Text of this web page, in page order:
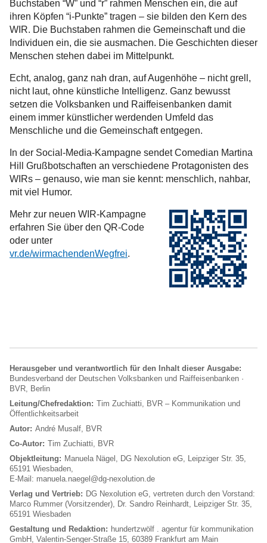
Buchstaben “W” und “r” rahmen Menschen ein, die auf
ihren Köpfen “i-Punkte” tragen – sie bilden den Kern des
WIR. Die Buchstaben rahmen die Gemeinschaft und die
Individuen ein, die sie ausmachen. Die Geschichten dieser
Menschen stehen dabei im Mittelpunkt.
Echt, analog, ganz nah dran, auf Augenhöhe – nicht grell,
nicht laut, ohne künstliche Intelligenz. Ganz bewusst
setzen die Volksbanken und Raiffeisenbanken damit
einem immer künstlicher werdenden Umfeld das
Menschliche und die Gemeinschaft entgegen.
In der Social-Media-Kampagne sendet Comedian Martina
Hill Grußbotschaften an verschiedene Protagonisten des
WIRs – genauso, wie man sie kennt: menschlich, nahbar,
mit viel Humor.
Mehr zur neuen WIR-Kampagne
erfahren Sie über den QR-Code
oder unter
vr.de/wirmachendenWegfrei.
Herausgeber und verantwortlich für den Inhalt dieser Ausgabe:
Bundesverband der Deutschen Volksbanken und Raiffeisenbanken ·
BVR, Berlin
Leitung/Chefredaktion: Tim Zuchiatti, BVR – Kommunikation und
Öffentlichkeitsarbeit
Autor: André Musalf, BVR
Co-Autor: Tim Zuchiatti, BVR
Objektleitung: Manuela Nägel, DG Nexolution eG, Leipziger Str. 35,
65191 Wiesbaden,
E-Mail: manuela.naegel@dg-nexolution.de
Verlag und Vertrieb: DG Nexolution eG, vertreten durch den Vorstand:
Marco Rummer (Vorsitzender), Dr. Sandro Reinhardt, Leipziger Str. 35,
65191 Wiesbaden
Gestaltung und Redaktion: hundertzwölf . agentur für kommunikation
GmbH, Valentin-Senger-Straße 15, 60389 Frankfurt am Main